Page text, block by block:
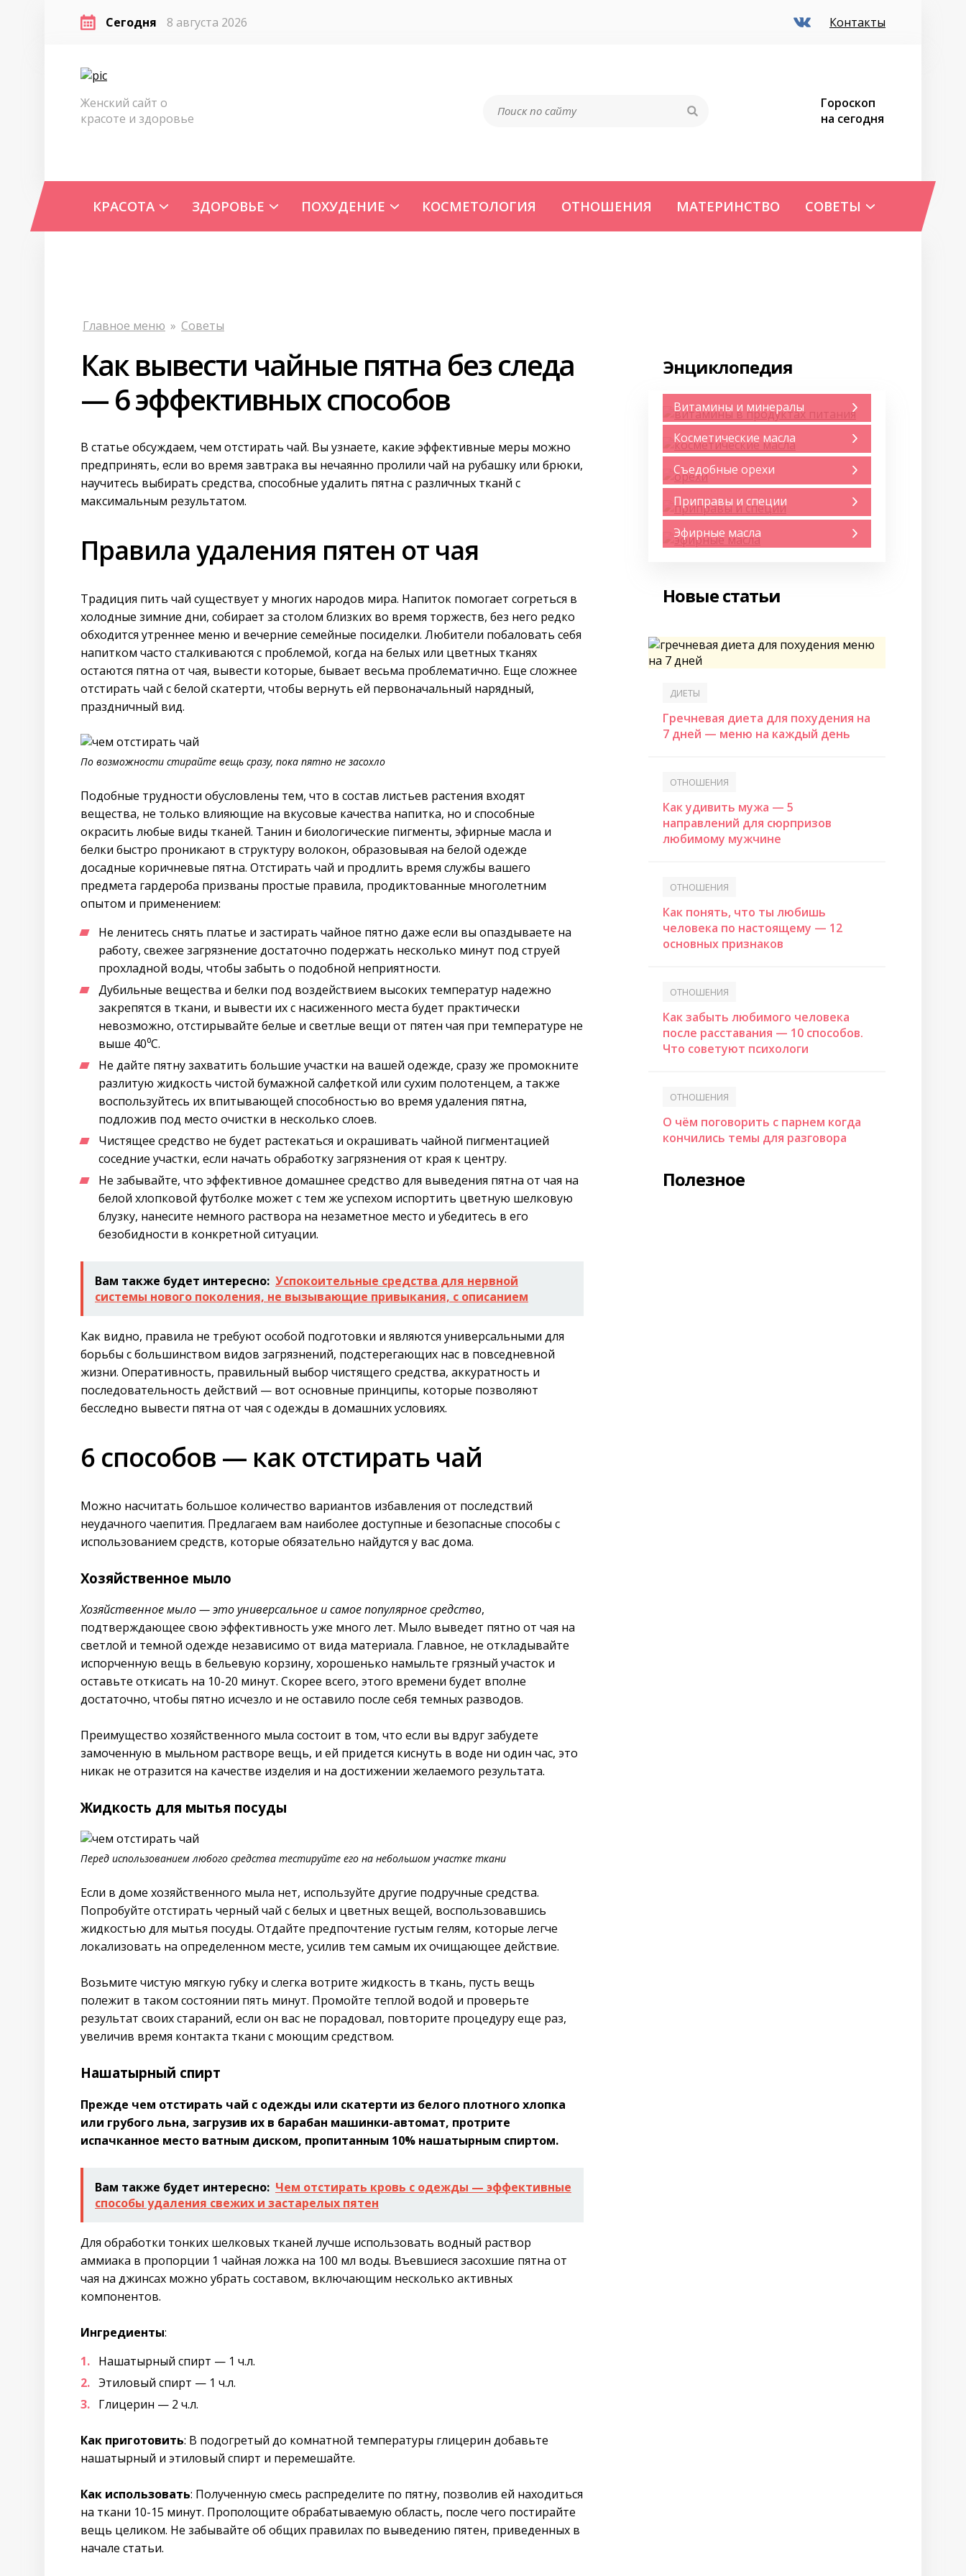
Сегодня 8 августа 2026 Контакты
Женский сайт о
красоте и здоровье
Гороскоп
на сегодня
КРАСОТА ЗДОРОВЬЕ ПОХУДЕНИЕ КОСМЕТОЛОГИЯ ОТНОШЕНИЯ МАТЕРИНСТВО СОВЕТЫ
Главное меню » Советы
Как вывести чайные пятна без следа
— 6 эффективных способов
В статье обсуждаем, чем отстирать чай. Вы узнаете, какие эффективные меры можно
предпринять, если во время завтрака вы нечаянно пролили чай на рубашку или брюки,
научитесь выбирать средства, способные удалить пятна с различных тканй с
максимальным результатом.
Правила удаления пятен от чая
Традиция пить чай существует у многих народов мира. Напиток помогает согреться в
холодные зимние дни, собирает за столом близких во время торжеств, без него редко
обходится утреннее меню и вечерние семейные посиделки. Любители побаловать себя
напитком часто сталкиваются с проблемой, когда на белых или цветных тканях
остаются пятна от чая, вывести которые, бывает весьма проблематично. Еще сложнее
отстирать чай с белой скатерти, чтобы вернуть ей первоначальный нарядный,
праздничный вид.
По возможности стирайте вещь сразу, пока пятно не засохло
Подобные трудности обусловлены тем, что в состав листьев растения входят
вещества, не только влияющие на вкусовые качества напитка, но и способные
окрасить любые виды тканей. Танин и биологические пигменты, эфирные масла и
белки быстро проникают в структуру волокон, образовывая на белой одежде
досадные коричневые пятна. Отстирать чай и продлить время службы вашего
предмета гардероба призваны простые правила, продиктованные многолетним
опытом и применением:
Не ленитесь снять платье и застирать чайное пятно даже если вы опаздываете на
работу, свежее загрязнение достаточно подержать несколько минут под струей
прохладной воды, чтобы забыть о подобной неприятности.
Дубильные вещества и белки под воздействием высоких температур надежно
закрепятся в ткани, и вывести их с насиженного места будет практически
невозможно, отстирывайте белые и светлые вещи от пятен чая при температуре не
выше 40⁰С.
Не дайте пятну захватить большие участки на вашей одежде, сразу же промокните
разлитую жидкость чистой бумажной салфеткой или сухим полотенцем, а также
воспользуйтесь их впитывающей способностью во время удаления пятна,
подложив под место очистки в несколько слоев.
Чистящее средство не будет растекаться и окрашивать чайной пигментацией
соседние участки, если начать обработку загрязнения от края к центру.
Не забывайте, что эффективное домашнее средство для выведения пятна от чая на
белой хлопковой футболке может с тем же успехом испортить цветную шелковую
блузку, нанесите немного раствора на незаметное место и убедитесь в его
безобидности в конкретной ситуации.
Вам также будет интересно: Успокоительные средства для нервной
системы нового поколения, не вызывающие привыкания, с описанием
Как видно, правила не требуют особой подготовки и являются универсальными для
борьбы с большинством видов загрязнений, подстерегающих нас в повседневной
жизни. Оперативность, правильный выбор чистящего средства, аккуратность и
последовательность действий — вот основные принципы, которые позволяют
бесследно вывести пятна от чая с одежды в домашних условиях.
6 способов — как отстирать чай
Можно насчитать большое количество вариантов избавления от последствий
неудачного чаепития. Предлагаем вам наиболее доступные и безопасные способы с
использованием средств, которые обязательно найдутся у вас дома.
Хозяйственное мыло
Хозяйственное мыло — это универсальное и самое популярное средство,
подтверждающее свою эффективность уже много лет. Мыло выведет пятно от чая на
светлой и темной одежде независимо от вида материала. Главное, не откладывайте
испорченную вещь в бельевую корзину, хорошенько намыльте грязный участок и
оставьте откисать на 10-20 минут. Скорее всего, этого времени будет вполне
достаточно, чтобы пятно исчезло и не оставило после себя темных разводов.
Преимущество хозяйственного мыла состоит в том, что если вы вдруг забудете
замоченную в мыльном растворе вещь, и ей придется киснуть в воде ни один час, это
никак не отразится на качестве изделия и на достижении желаемого результата.
Жидкость для мытья посуды
Перед использованием любого средства тестируйте его на небольшом участке ткани
Если в доме хозяйственного мыла нет, используйте другие подручные средства.
Попробуйте отстирать черный чай с белых и цветных вещей, воспользовавшись
жидкостью для мытья посуды. Отдайте предпочтение густым гелям, которые легче
локализовать на определенном месте, усилив тем самым их очищающее действие.
Возьмите чистую мягкую губку и слегка вотрите жидкость в ткань, пусть вещь
полежит в таком состоянии пять минут. Промойте теплой водой и проверьте
результат своих стараний, если он вас не порадовал, повторите процедуру еще раз,
увеличив время контакта ткани с моющим средством.
Нашатырный спирт
Прежде чем отстирать чай с одежды или скатерти из белого плотного хлопка
или грубого льна, загрузив их в барабан машинки-автомат, протрите
испачканное место ватным диском, пропитанным 10% нашатырным спиртом.
Вам также будет интересно: Чем отстирать кровь с одежды — эффективные
способы удаления свежих и застарелых пятен
Для обработки тонких шелковых тканей лучше использовать водный раствор
аммиака в пропорции 1 чайная ложка на 100 мл воды. Въевшиеся засохшие пятна от
чая на джинсах можно убрать составом, включающим несколько активных
компонентов.
Ингредиенты:
Нашатырный спирт — 1 ч.л.
Этиловый спирт — 1 ч.л.
Глицерин — 2 ч.л.
Как приготовить: В подогретый до комнатной температуры глицерин добавьте
нашатырный и этиловый спирт и перемешайте.
Как использовать: Полученную смесь распределите по пятну, позволив ей находиться
на ткани 10-15 минут. Прополощите обрабатываемую область, после чего постирайте
вещь целиком. Не забывайте об общих правилах по выведению пятен, приведенных в
начале статьи.
Энциклопедия
Витамины и минералы
Косметические масла
Съедобные орехи
Приправы и специи
Эфирные масла
Новые статьи
ДИЕТЫ
Гречневая диета для похудения на
7 дней — меню на каждый день
ОТНОШЕНИЯ
Как удивить мужа — 5
направлений для сюрпризов
любимому мужчине
ОТНОШЕНИЯ
Как понять, что ты любишь
человека по настоящему — 12
основных признаков
ОТНОШЕНИЯ
Как забыть любимого человека
после расставания — 10 способов.
Что советуют психологи
ОТНОШЕНИЯ
О чём поговорить с парнем когда
кончились темы для разговора
Полезное